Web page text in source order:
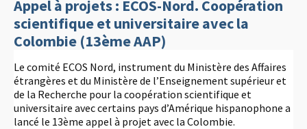
Appel à projets : ECOS-Nord. Coopération
scientifique et universitaire avec la
Colombie (13ème AAP)
Le comité ECOS Nord, instrument du Ministère des Affaires
étrangères et du Ministère de l’Enseignement supérieur et
de la Recherche pour la coopération scientifique et
universitaire avec certains pays d’Amérique hispanophone a
lancé le 13ème appel à projet avec la Colombie.